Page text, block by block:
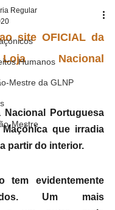
Humanos
Mestre da GLNP
Mestre
Regular
site OFICIAL da
Nacional
Nacional Portuguesa
que irradia
partir do interior.
tem evidentemente
Um mais